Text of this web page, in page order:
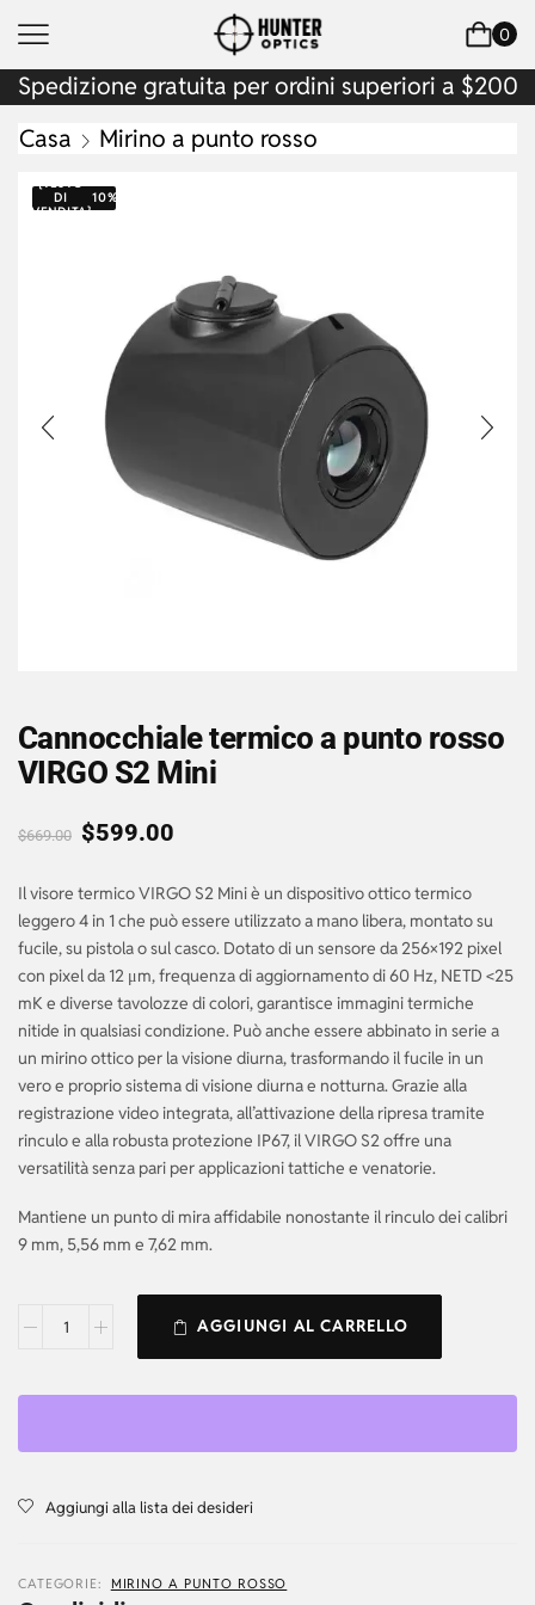
0
Spedizione gratuita per ordini superiori a $200
Casa
Mirino a punto rosso
{TESTO
DI
VENDITA}
10%
Cannocchiale termico a punto rosso
VIRGO S2 Mini
$669.00 $599.00
Il visore termico VIRGO S2 Mini è un dispositivo ottico termico
leggero 4 in 1 che può essere utilizzato a mano libera, montato su
fucile, su pistola o sul casco. Dotato di un sensore da 256×192 pixel
con pixel da 12 μm, frequenza di aggiornamento di 60 Hz, NETD <25
mK e diverse tavolozze di colori, garantisce immagini termiche
nitide in qualsiasi condizione. Può anche essere abbinato in serie a
un mirino ottico per la visione diurna, trasformando il fucile in un
vero e proprio sistema di visione diurna e notturna. Grazie alla
registrazione video integrata, all’attivazione della ripresa tramite
rinculo e alla robusta protezione IP67, il VIRGO S2 offre una
versatilità senza pari per applicazioni tattiche e venatorie.
Mantiene un punto di mira affidabile nonostante il rinculo dei calibri
9 mm, 5,56 mm e 7,62 mm.
AGGIUNGI AL CARRELLO
Aggiungi alla lista dei desideri
CATEGORIE: MIRINO A PUNTO ROSSO